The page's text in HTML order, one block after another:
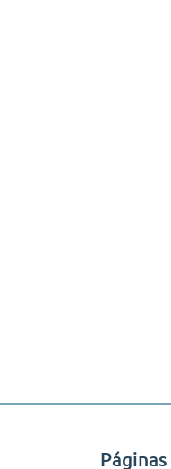
Páginas